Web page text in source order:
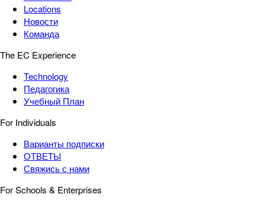
Locations
Новости
Команда
The EC Experience
Technology
Педагогика
Учебный План
For Individuals
Варианты подписки
ОТВЕТЫ
Свяжись с нами
For Schools & Enterprises